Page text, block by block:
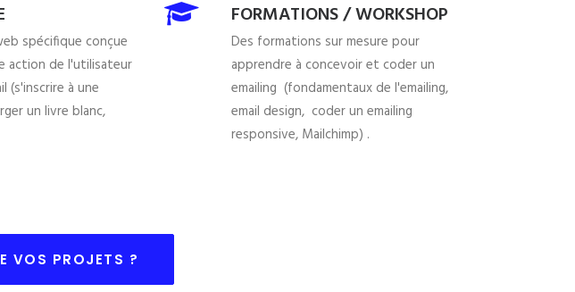
spécifique conçue
action de l'utilisateur
(s'inscrire à une
un livre blanc,
FORMATIONS / WORKSHOP
Des formations sur mesure pour
apprendre à concevoir et coder un
emailing (fondamentaux de l'emailing,
email design, coder un emailing
responsive, Mailchimp) .
VOS PROJETS ?